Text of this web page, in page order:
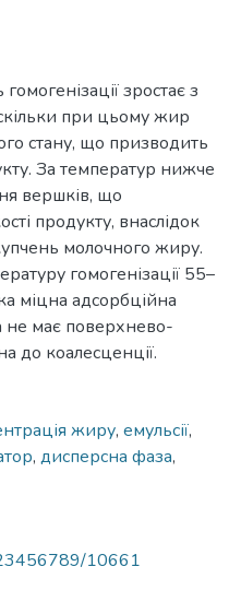
зростає з
при цьому жир
стану, що призводить
За температур нижче
вершків, що
продукту, внаслідок
молочного жиру.
гомогенізації 55–
міцна адсорбційна
не має поверхнево-
до коалесценції.
жиру, емульсії,
, дисперсна фаза,
10661